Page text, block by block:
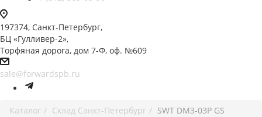
197374, Санкт-Петербург,
БЦ «Гулливер-2»,
Торфяная дорога, дом 7-Ф, оф. №609
sale@forwardspb.ru
Каталог Cклад Санкт-Петербург SWT DM3-03P GS